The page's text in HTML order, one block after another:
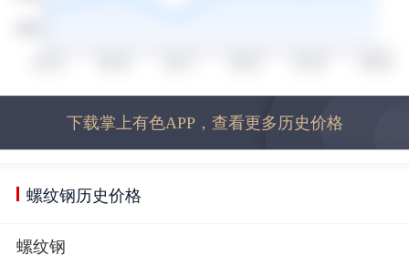
下载掌上有色APP，查看更多历史价格
螺纹钢历史价格
螺纹钢